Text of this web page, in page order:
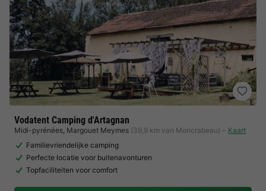
Vodatent Camping d'Artagnan
Midi-pyrénées, Margouet Meymes (39,9 km van Moncrabeau)
Kaart
Familievriendelijke camping
Perfecte locatie voor buitenavonturen
Topfaciliteiten voor comfort